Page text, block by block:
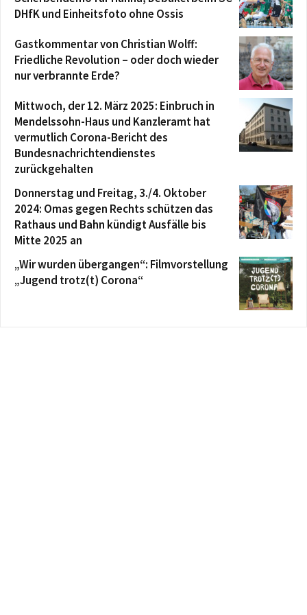
DHfK und Einheitsfoto ohne Ossis
Gastkommentar von Christian Wolff:
Friedliche Revolution – oder doch wieder
nur verbrannte Erde?
Mittwoch, der 12. März 2025: Einbruch in
Mendelssohn-Haus und Kanzleramt hat
vermutlich Corona-Bericht des
Bundesnachrichtendienstes
zurückgehalten
Donnerstag und Freitag, 3./4. Oktober
2024: Omas gegen Rechts schützen das
Rathaus und Bahn kündigt Ausfälle bis
Mitte 2025 an
„Wir wurden übergangen“: Filmvorstellung
„Jugend trotz(t) Corona“